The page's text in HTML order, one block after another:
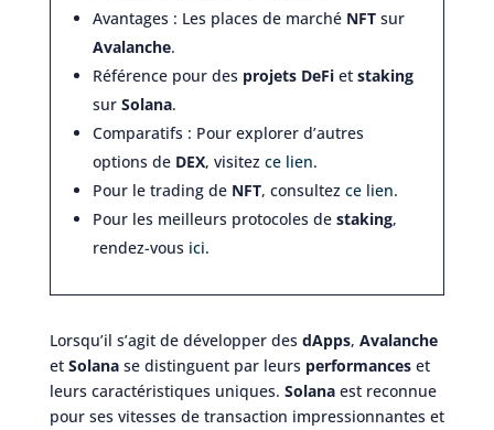
Avantages : Les places de marché NFTsur
Avalanche.
Référence pour des projets DeFiet staking
sur Solana.
Comparatifs : Pour explorer d’autres
options de DEX, visitez ce lien.
Pour le trading de NFT, consultez ce lien.
Pour les meilleurs protocoles de staking,
rendez-vous ici.
Lorsqu’il s’agit de développer des dApps, Avalanche
et Solanase distinguent par leurs performanceset
leurs caractéristiques uniques. Solanaest reconnue
pour ses vitesses de transaction impressionnantes et